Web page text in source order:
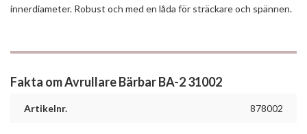
innerdiameter. Robust och med en låda för sträckare och spännen.
Fakta om Avrullare Bärbar BA-2 31002
Artikelnr. 878002